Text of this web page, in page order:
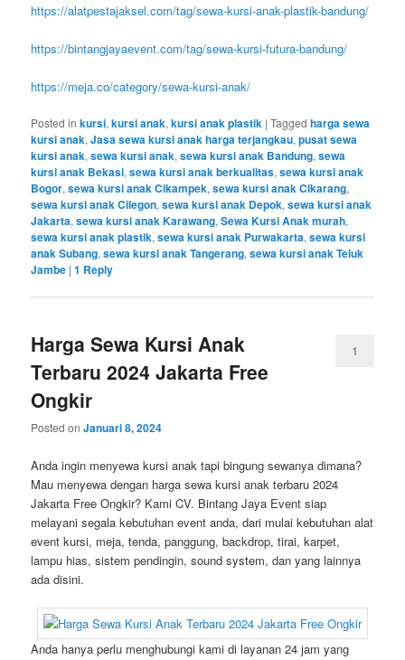
https://alatpestajaksel.com/tag/sewa-kursi-anak-plastik-bandung/
https://bintangjayaevent.com/tag/sewa-kursi-futura-bandung/
https://meja.co/category/sewa-kursi-anak/
Posted in kursi,kursi anak,kursi anak plastik |Tagged harga sewa
kursi anak,Jasa sewa kursi anak harga terjangkau,pusat sewa
kursi anak,sewa kursi anak,sewa kursi anak Bandung,sewa
kursi anak Bekasi,sewa kursi anak berkualitas,sewa kursi anak
Bogor,sewa kursi anak Cikampek,sewa kursi anak Cikarang,
sewa kursi anak Cilegon,sewa kursi anak Depok,sewa kursi anak
Jakarta,sewa kursi anak Karawang,Sewa Kursi Anak murah,
sewa kursi anak plastik,sewa kursi anak Purwakarta,sewa kursi
anak Subang,sewa kursi anak Tangerang,sewa kursi anak Teluk
Jambe |1 Reply
Harga Sewa Kursi Anak
Terbaru 2024 Jakarta Free
Ongkir
Posted onJanuari 8, 2024
1
Anda ingin menyewa kursi anak tapi bingung sewanya dimana?
Mau menyewa dengan harga sewa kursi anak terbaru 2024
Jakarta Free Ongkir? Kami CV. Bintang Jaya Event siap
melayani segala kebutuhan event anda, dari mulai kebutuhan alat
event kursi, meja, tenda, panggung, backdrop, tirai, karpet,
lampu hias, sistem pendingin, sound system, dan yang lainnya
ada disini.
Anda hanya perlu menghubungi kami di layanan 24 jam yang